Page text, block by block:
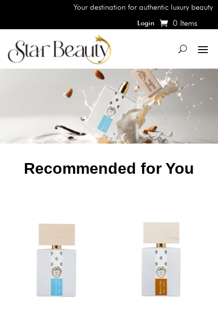
Your destination for authentic luxury beauty
Login 0 Items
Recommended for You